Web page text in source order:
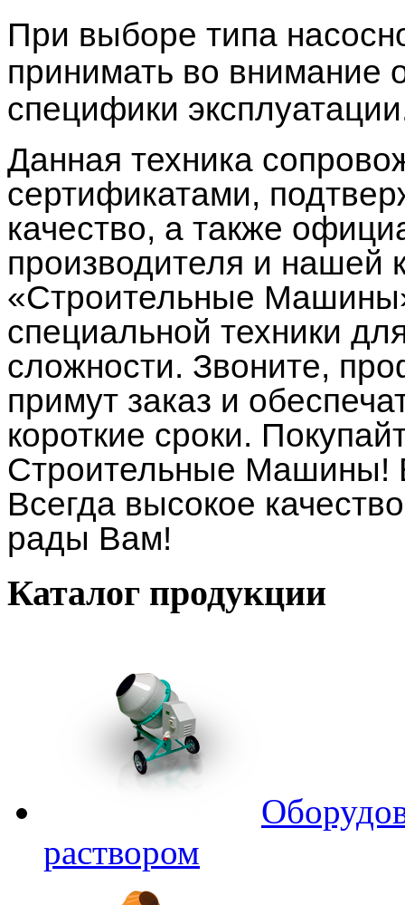
При выборе типа
принимать во внимание
специфики
Данная техника
сертификатами,
качество, а также
производителя и нашей
«Строительные
специальной техники
сложности. Звоните,
примут заказ и
короткие сроки.
Строительные Машины!
Всегда высокое
рады Вам!
Каталог продукции
раствором